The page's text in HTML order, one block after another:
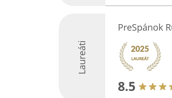
Laureáti
PreSpánok
8.5